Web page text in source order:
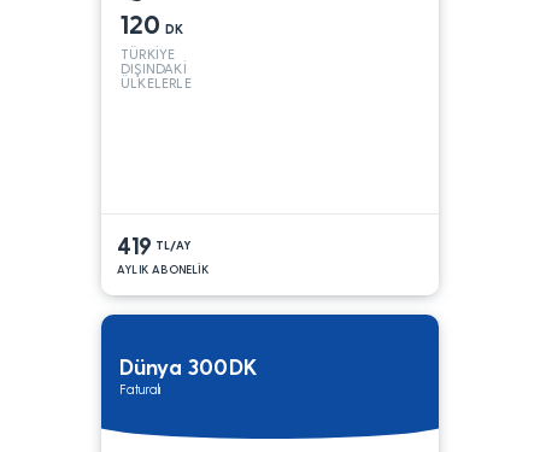
120 DK
TÜRKİYE
DIŞINDAKİ
ÜLKELERLE
419 TL/AY
AYLIK ABONELİK
Dünya 300DK
Faturalı